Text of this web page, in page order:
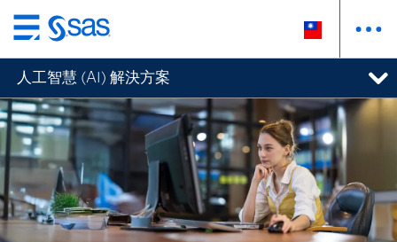
跳
至
主
要
內
容
人工智慧 (AI) 解決方案